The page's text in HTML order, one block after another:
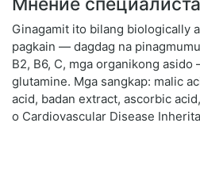
Ginagamit ito bilang biologically
pagkain — dagdag na
B2, B6, C, mga organikong
glutamine. Mga sangkap: malic
acid, badan extract, ascorbic
о Cardiovascular Disease